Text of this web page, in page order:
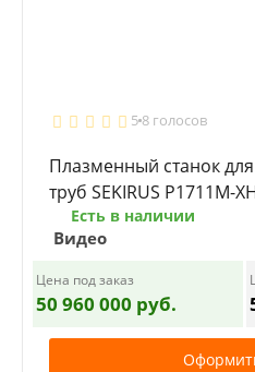
5 8 голосов
Плазменный станок
труб SEKIRUS P1711M-
Есть в наличии
Видео
Цена под заказ
50 960 000 руб.